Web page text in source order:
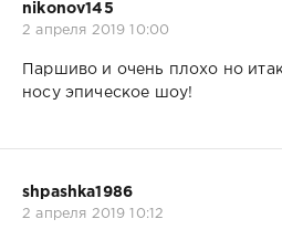
nikonov145
2 апреля 2019 10:00
Паршиво и очень плохо но
носу эпическое шоу!
shpashka1986
2 апреля 2019 10:12